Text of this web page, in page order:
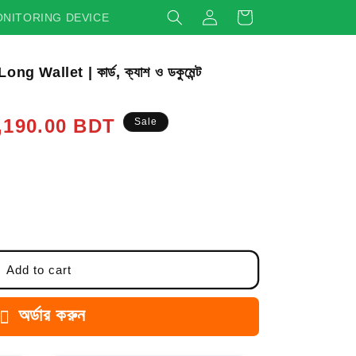
DEVICE
in
Cart
Wallet | কার্ড, ক্যাশ ও ডকুমেন্ট
BDT Sale
Add to cart
অর্ডার করুন